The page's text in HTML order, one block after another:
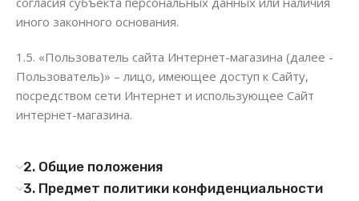
иного законного основания.
1.5. «Пользователь сайта Интернет-магазина (далее -
Пользователь)» – лицо, имеющее доступ к Сайту,
посредством сети Интернет и использующее Сайт
интернет-магазина.
2. Общие положения
3. Предмет политики конфиденциальности